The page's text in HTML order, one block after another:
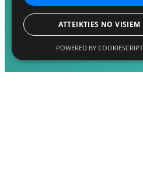
ATTEIKTIES NO VISIEM
POWERED BY COOKIESCRIPT